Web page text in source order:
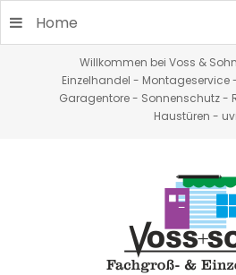
Willkommen bei Voss &
Einzelhandel - Montageservice
Garagentore - Sonnenschutz -
Haustüren -
Home